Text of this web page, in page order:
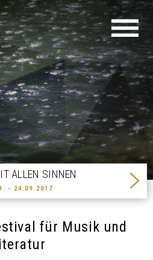
SEP
für Musik und